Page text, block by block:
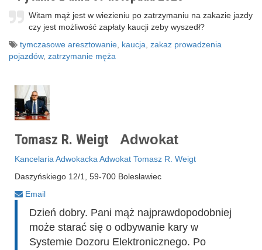
Witam mąż jest w wiezieniu po zatrzymaniu na zakazie jazdy
czy jest możliwość zapłaty kaucji zeby wyszedł?
tymczasowe aresztowanie kaucja zakaz prowadzenia
pojazdów, zatrzymanie męża
Tomasz R. Weigt Adwokat
Kancelaria Adwokacka Adwokat Tomasz R. Weigt
Daszyńskiego 12/1, 59-700 Bolesławiec
Email
Dzień dobry. Pani mąż najprawdopodobniej
może starać się o odbywanie kary w
Systemie Dozoru Elektronicznego. Po